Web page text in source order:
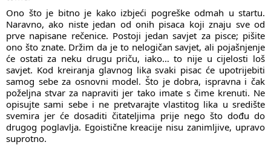
Ono što je bitno je kako izbjeći pogreške odmah u startu.
Naravno, ako niste jedan od onih pisaca koji znaju sve od
prve napisane rečenice. Postoji jedan savjet za pisce; pišite
ono što znate. Držim da je to nelogičan savjet, ali pojašnjenje
će ostati za neku drugu priču, iako… to nije u cijelosti loš
savjet. Kod kreiranja glavnog lika svaki pisac će upotrijebiti
samog sebe za osnovni model. Što je dobra, ispravna i čak
poželjna stvar za napraviti jer tako imate s čime krenuti. Ne
opisujte sami sebe i ne pretvarajte vlastitog lika u središte
svemira jer će dosaditi čitateljima prije nego što dođu do
drugog poglavlja. Egoistične kreacije nisu zanimljive, upravo
suprotno.